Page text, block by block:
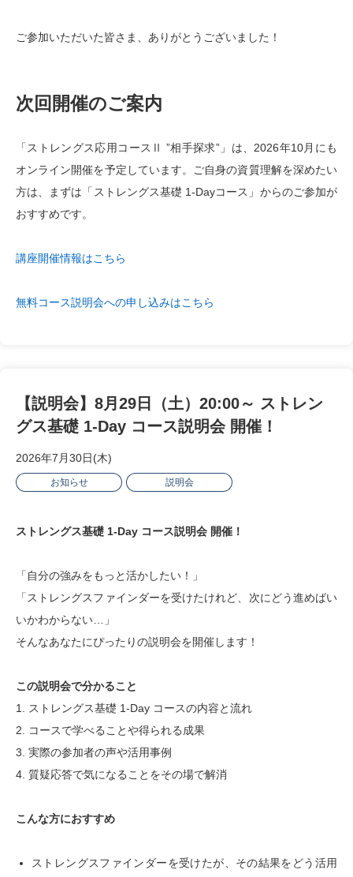
ご参加いただいた皆さま、ありがとうございました！
次回開催のご案内
「ストレングス応用コースⅡ ”相手探求”」は、2026年10月にも
オンライン開催を予定しています。ご自身の資質理解を深めたい
方は、まずは「ストレングス基礎 1-Dayコース」からのご参加が
おすすめです。
講座開催情報はこちら
無料コース説明会への申し込みはこちら
【説明会】8月29日（土）20:00～ ストレン
グス基礎 1-Day コース説明会 開催！
2026年7月30日(木)
お知らせ 説明会
ストレングス基礎 1-Day コース説明会 開催！
「自分の強みをもっと活かしたい！」
「ストレングスファインダーを受けたけれど、次にどう進めばい
いかわからない…」
そんなあなたにぴったりの説明会を開催します！
この説明会で分かること
1. ストレングス基礎 1-Day コースの内容と流れ
2. コースで学べることや得られる成果
3. 実際の参加者の声や活用事例
4. 質疑応答で気になることをその場で解消
こんな方におすすめ
ストレングスファインダーを受けたが、その結果をどう活用